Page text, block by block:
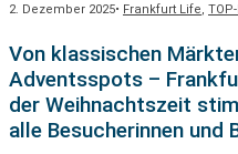
2. Dezember 2025• Frankfurt Life,
Von klassischen
Adventsspots –
der Weihnachtszeit
alle Besucherinnen und